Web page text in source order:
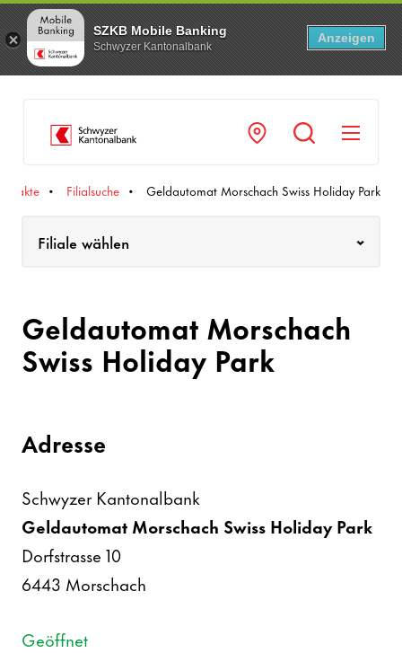
SZKB Mobile Banking
Schwyzer Kantonalbank
Anzeigen
Fili­al­suche Geld­au­tomat Morschach Swiss Holiday Park
Filiale wählen
Geld­au­tomat Morschach
Swiss Holiday Park
Adresse
Schwyzer Kanto­nal­bank
Geld­au­tomat Morschach Swiss Holiday Park
Dorf­strasse 10
6443 Morschach
Geöffnet